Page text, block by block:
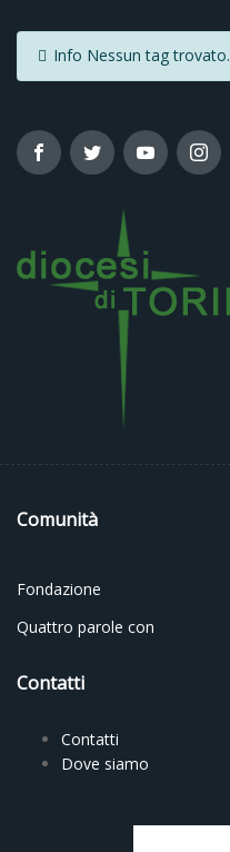
Info Nessun tag trovato.
Comunità
Fondazione
Quattro parole con
Contatti
Contatti
Dove siamo